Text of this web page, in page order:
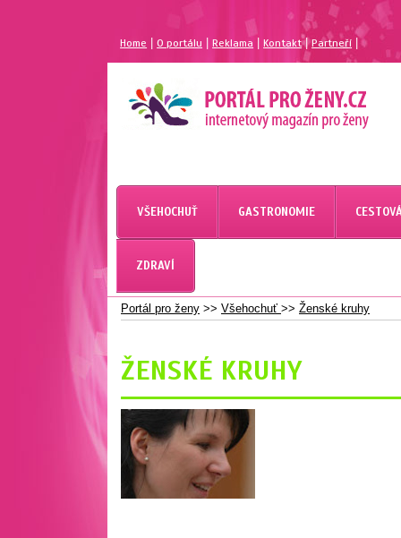
Home |O portálu Reklama Kontakt| Partneří
MAGAZÍN PRO ŽENY
PORTÁL PRO ŽENY.CZ
VŠEHOCHUŤ GASTRONOMIE
ZDRAVÍ
Portál pro ženy >> Všehochuť >> Ženské kruhy
ŽENSKÉ KRUHY